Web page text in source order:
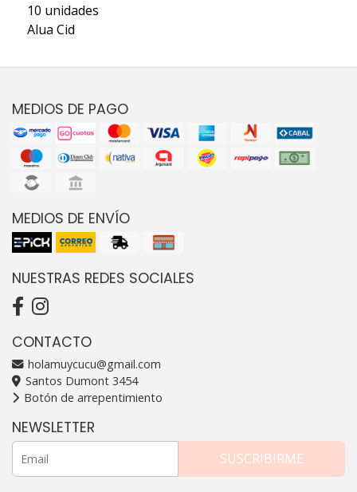
10 unidades
Alua Cid
MEDIOS DE PAGO
MEDIOS DE ENVÍO
NUESTRAS REDES SOCIALES
CONTACTO
holamuycucu@gmail.com
Santos Dumont 3454
Botón de arrepentimiento
NEWSLETTER
SUSCRIBIRME